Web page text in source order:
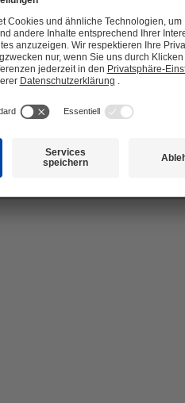
(ca. 6 ml) auf das nasse